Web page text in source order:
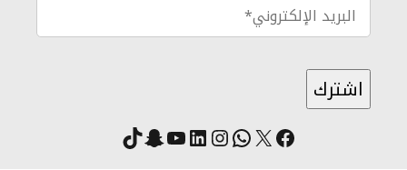
فيسبوك
X واتساب
انستقرام
لينكد إنيوتيوب
سناب شات
تيك توك